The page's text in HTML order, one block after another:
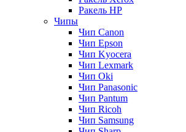
Ракель НР
Чипы
Чип Canon
Чип Epson
Чип Kyocera
Чип Lexmark
Чип Oki
Чип Panasonic
Чип Pantum
Чип Ricoh
Чип Samsung